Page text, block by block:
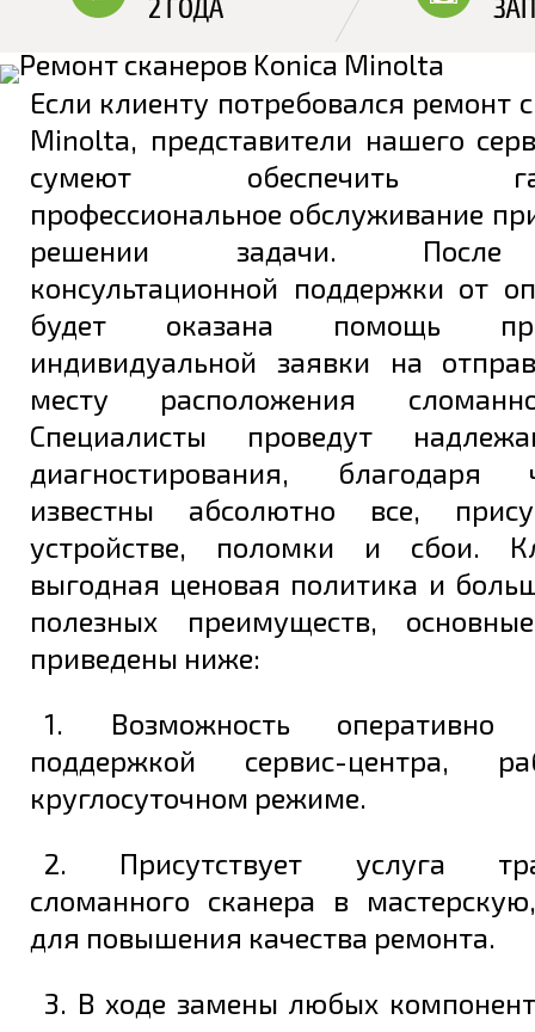
Если клиенту потребовался ремонт
Minolta, представители нашего
сумеют обеспечить
профессиональное обслуживание
решении задачи. После
консультационной поддержки от
будет оказана помощь
индивидуальной заявки на
месту расположения
Специалисты проведут
диагностирования,
известны абсолютно все,
устройстве, поломки и сбои.
выгодная ценовая политика и
полезных преимуществ,
приведены ниже:
1. Возможность оперативно
поддержкой сервис-центра,
круглосуточном режиме.
2. Присутствует услуга
сломанного сканера в
для повышения качества ремонта.
3. В ходе замены любых